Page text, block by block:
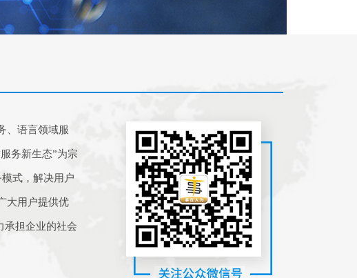
、语言领域服
务新生态”为宗
式，解决用户
大用户提供优
承担企业的社会